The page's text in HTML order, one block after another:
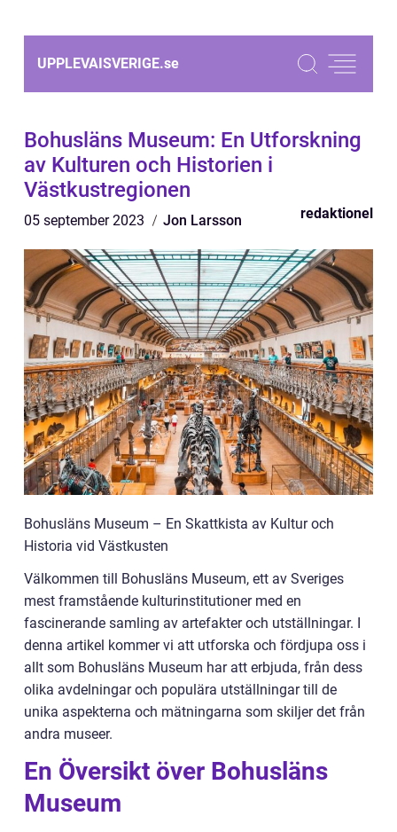
UPPLEVAISVERIGE.se
Bohusläns Museum: En Utforskning
av Kulturen och Historien i
Västkustregionen
05 september 2023 Jon Larsson redaktionel
Bohusläns Museum – En Skattkista av Kultur och
Historia vid Västkusten
Välkommen till Bohusläns Museum, ett av Sveriges
mest framstående kulturinstitutioner med en
fascinerande samling av artefakter och utställningar. I
denna artikel kommer vi att utforska och fördjupa oss i
allt som Bohusläns Museum har att erbjuda, från dess
olika avdelningar och populära utställningar till de
unika aspekterna och mätningarna som skiljer det från
andra museer.
En Översikt över Bohusläns
Museum